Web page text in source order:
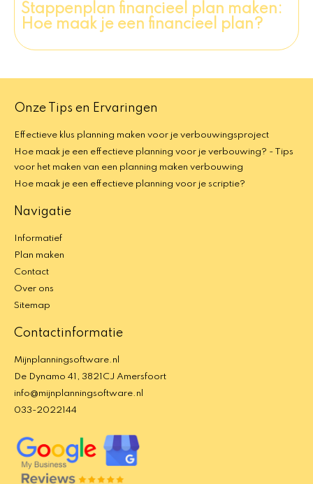
Stappenplan financieel plan maken:
Hoe maak je een financieel plan?
Onze Tips en Ervaringen
Effectieve klus planning maken voor je verbouwingsproject
Hoe maak je een effectieve planning voor je verbouwing? - Tips
voor het maken van een planning maken verbouwing
Hoe maak je een effectieve planning voor je scriptie?
Navigatie
Informatief
Plan maken
Contact
Over ons
Sitemap
Contactinformatie
Mijnplanningsoftware.nl
De Dynamo 41, 3821CJ Amersfoort
info@mijnplanningsoftware.nl
033-2022144